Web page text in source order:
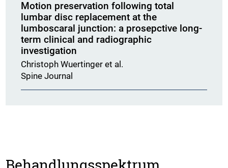
Motion preservation following total
lumbar disc replacement at the
lumboscaral junction: a prosepctive long-
term clinical and radiographic
investigation
Christoph Wuertinger et al.
Spine Journal